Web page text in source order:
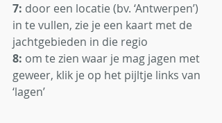
7: door een locatie (bv. ‘Antwerpen’)
in te vullen, zie je een kaart met de
jachtgebieden in die regio
8: om te zien waar je mag jagen met
geweer, klik je op het pijltje links van
‘lagen’